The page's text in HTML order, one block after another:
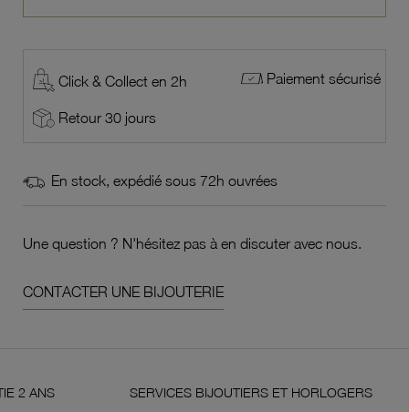
Click & Collect en 2h Paiement sécurisé
Retour 30 jours
En stock, expédié sous 72h ouvrées
Une question ? N'hésitez pas à en discuter avec nous.
CONTACTER UNE BIJOUTERIE
SERVICES BIJOUTIERS ET HORLOGERS